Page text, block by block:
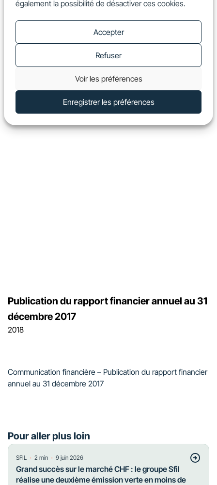
également la possibilité de désactiver ces cookies.
Accepter
Refuser
Voir les préférences
Enregistrer les préférences
2018
Publication du rapport financier annuel au 31
décembre 2017
Communication financière – Publication du rapport financier
annuel au 31 décembre 2017
Pour aller plus loin
SFIL ・ 2 min ・ 9 juin 2026
Grand succès sur le marché CHF : le groupe Sfil
réalise une deuxième émission verte en moins de